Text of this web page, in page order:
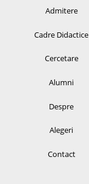
Admitere
Cadre Didactice
Cercetare
Alumni
Despre
Alegeri
Contact